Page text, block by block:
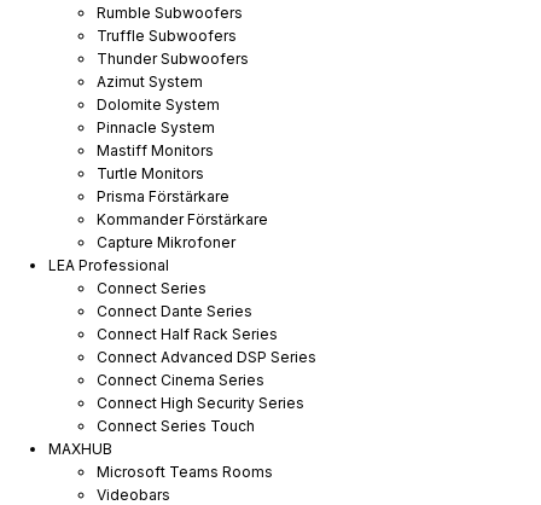
Rumble Subwoofers
Truffle Subwoofers
Thunder Subwoofers
Azimut System
Dolomite System
Pinnacle System
Mastiff Monitors
Turtle Monitors
Prisma Förstärkare
Kommander Förstärkare
Capture Mikrofoner
LEA Professional
Connect Series
Connect Dante Series
Connect Half Rack Series
Connect Advanced DSP Series
Connect Cinema Series
Connect High Security Series
Connect Series Touch
MAXHUB
Microsoft Teams Rooms
Videobars